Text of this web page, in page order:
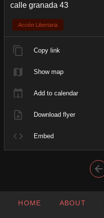
calle granada 43
Acción Libertaria
Copy link
Show map
Add to calendar
Download flyer
Embed
HOME ABOUT